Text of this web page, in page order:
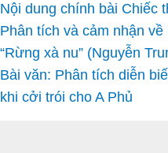
Nội dung chính bài Chiếc
Phân tích và cảm nhận
“Rừng xà nu” (Nguyễn
Bài văn: Phân tích diễn
khi cởi trói cho A Phủ